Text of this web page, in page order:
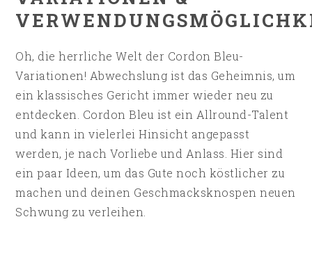
Oh, die herrliche Welt der Cordon Bleu-
Variationen! Abwechslung ist das Geheimnis, um
ein klassisches Gericht immer wieder neu zu
entdecken. Cordon Bleu ist ein Allround-Talent
und kann in vielerlei Hinsicht angepasst
werden, je nach Vorliebe und Anlass. Hier sind
ein paar Ideen, um das Gute noch köstlicher zu
machen und deinen Geschmacksknospen neuen
Schwung zu verleihen.